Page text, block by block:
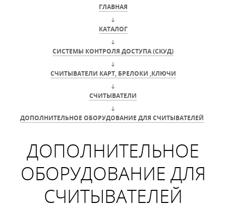
ГЛАВНАЯ
КАТАЛОГ
СИСТЕМЫ КОНТРОЛЯ ДОСТУПА (СКУД)
СЧИТЫВАТЕЛИ КАРТ, БРЕЛОКИ ,КЛЮЧИ
СЧИТЫВАТЕЛИ
ДОПОЛНИТЕЛЬНОЕ ОБОРУДОВАНИЕ ДЛЯ СЧИТЫВАТЕЛЕЙ
ДОПОЛНИТЕЛЬНОЕ
ОБОРУДОВАНИЕ ДЛЯ
СЧИТЫВАТЕЛЕЙ